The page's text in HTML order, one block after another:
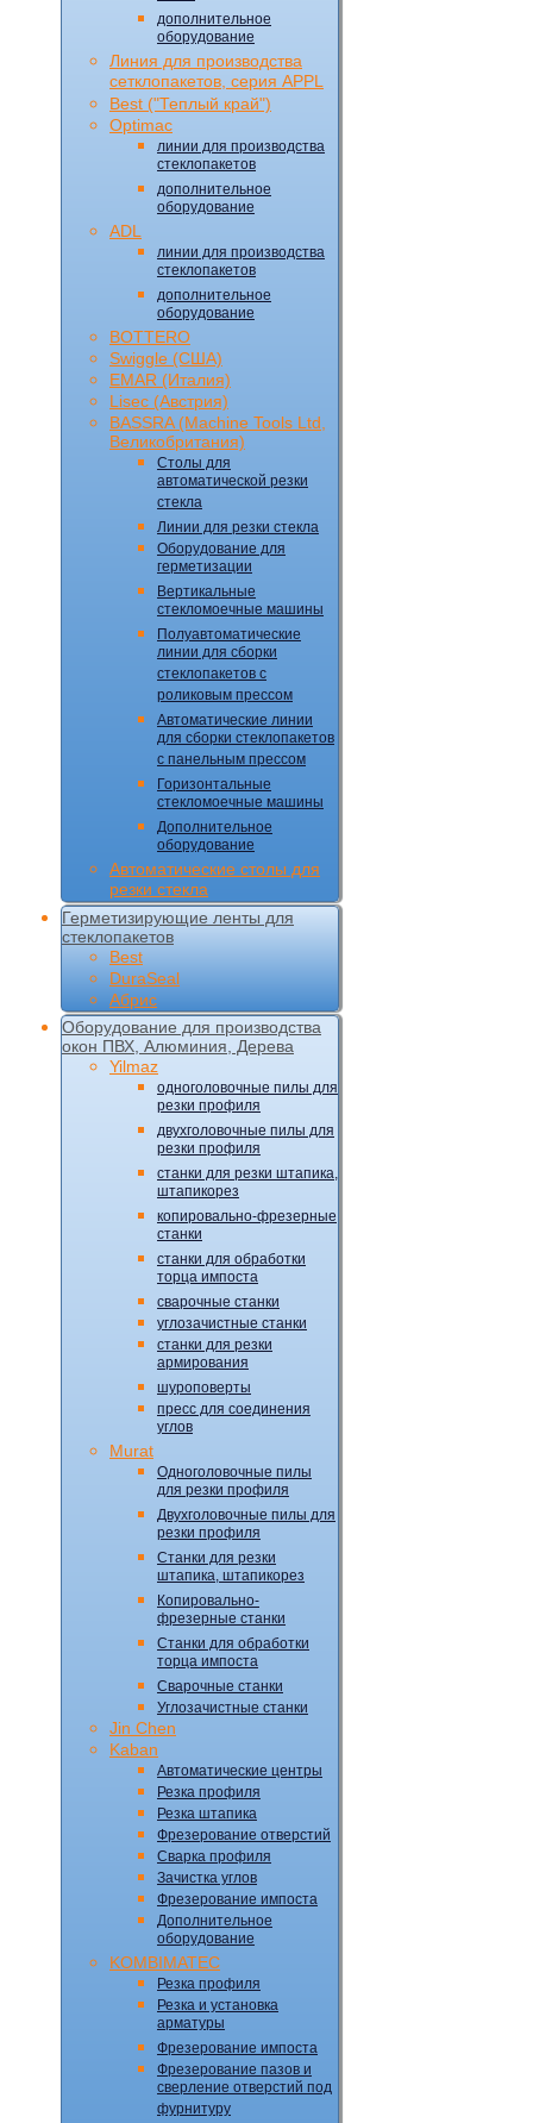
дополнительное
оборудование
Линия для производства
сетклопакетов, серия APPL
Best ("Теплый край")
Optimac
линии для производства
стеклопакетов
дополнительное
оборудование
ADL
линии для производства
стеклопакетов
дополнительное
оборудование
BOTTERO
Swiggle (CША)
EMAR (Италия)
Lisec (Австрия)
BASSRA (Machine Tools Ltd,
Великобритания)
Столы для
автоматической резки
стекла
Линии для резки стекла
Оборудование для
герметизации
Вертикальные
стекломоечные машины
Полуавтоматические
линии для сборки
стеклопакетов с
роликовым прессом
Автоматические линии
для сборки стеклопакетов
с панельным прессом
Горизонтальные
стекломоечные машины
Дополнительное
оборудование
Автоматические столы для
резки стекла
Герметизирующие ленты для
стеклопакетов
Best
DuraSeal
Абрис
Оборудование для производства
окон ПВХ, Алюминия, Дерева
Yilmaz
одноголовочные пилы для
резки профиля
двухголовочные пилы для
резки профиля
станки для резки штапика,
штапикорез
копировально-фрезерные
станки
станки для обработки
торца импоста
сварочные станки
углозачистные станки
станки для резки
армирования
шуроповерты
пресс для соединения
углов
Murat
Одноголовочные пилы
для резки профиля
Двухголовочные пилы для
резки профиля
Станки для резки
штапика, штапикорез
Копировально-
фрезерные станки
Станки для обработки
торца импоста
Сварочные станки
Углозачистные станки
Jin Chen
Kaban
Автоматические центры
Резка профиля
Резка штапика
Фрезерование отверстий
Сварка профиля
Зачистка углов
Фрезерование импоста
Дополнительное
оборудование
KOMBIMATEC
Резка профиля
Резка и установка
арматуры
Фрезерование импоста
Фрезерование пазов и
сверление отверстий под
фурнитуру